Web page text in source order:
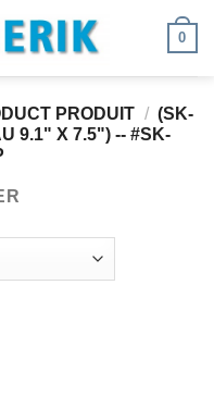
0
PRODUIT / (SK-
9.1" X 7.5") -- #SK-